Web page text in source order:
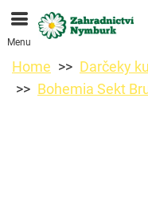
Objednávky
Najskorší možný
Menu
Home
Darčeky
Bohemia Sekt